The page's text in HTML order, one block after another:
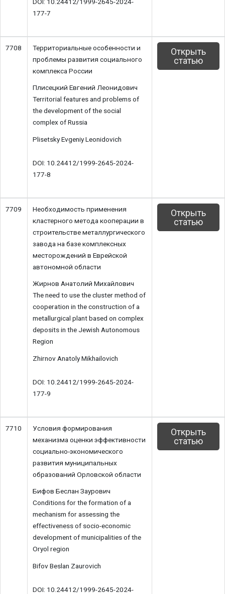
177-7
7708
Территориальные особенности и
проблемы развития социального
комплекса России
Плисецкий Евгений Леонидович
Territorial features and problems of
the development of the social
complex of Russia
Plisetsky Evgeniy Leonidovich
DOI: 10.24412/1999-2645-2024-
177-8
Открыть
статью
7709
Необходимость применения
кластерного метода кооперации в
строительстве металлургического
завода на базе комплексных
месторождений в Еврейской
автономной области
Жирнов Анатолий Михайлович
The need to use the cluster method of
cooperation in the construction of a
metallurgical plant based on complex
deposits in the Jewish Autonomous
Region
Zhirnov Anatoly Mikhailovich
DOI: 10.24412/1999-2645-2024-
177-9
Открыть
статью
7710
Условия формирования
механизма оценки эффективности
социально-экономического
развития муниципальных
образований Орловской области
Бифов Беслан Заурович
Conditions for the formation of a
mechanism for assessing the
effectiveness of socio-economic
development of municipalities of the
Oryol region
Bifov Beslan Zaurovich
DOI: 10.24412/1999-2645-2024-
Открыть
статью